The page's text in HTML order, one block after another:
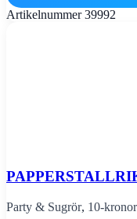
Artikelnummer39992
Party & Sugrör, 10-